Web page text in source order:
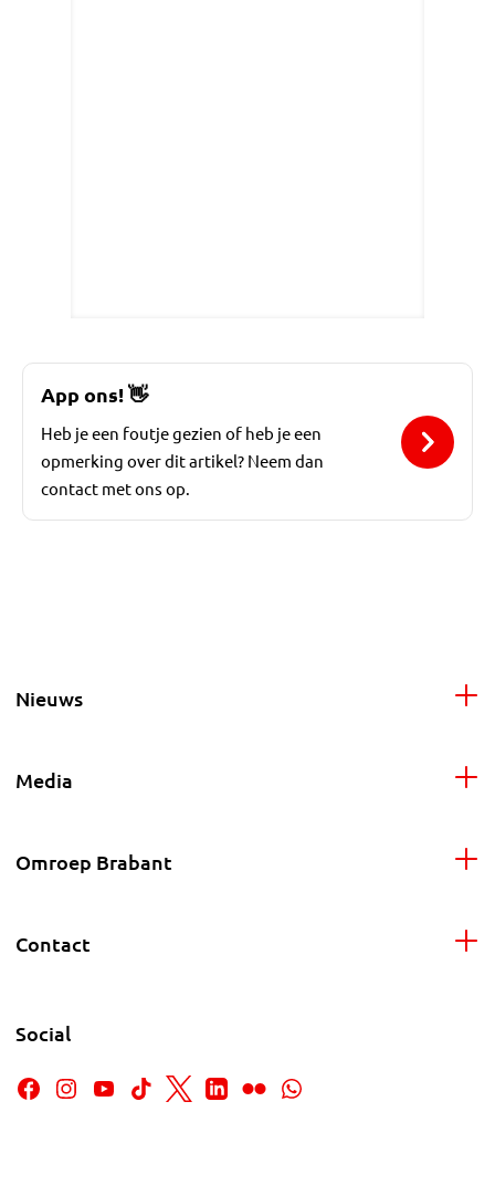
App ons!👋
Heb je een foutje gezien of heb je een
opmerking over dit artikel? Neem dan
contact met ons op.
Nieuws
Media
Omroep Brabant
Contact
Social